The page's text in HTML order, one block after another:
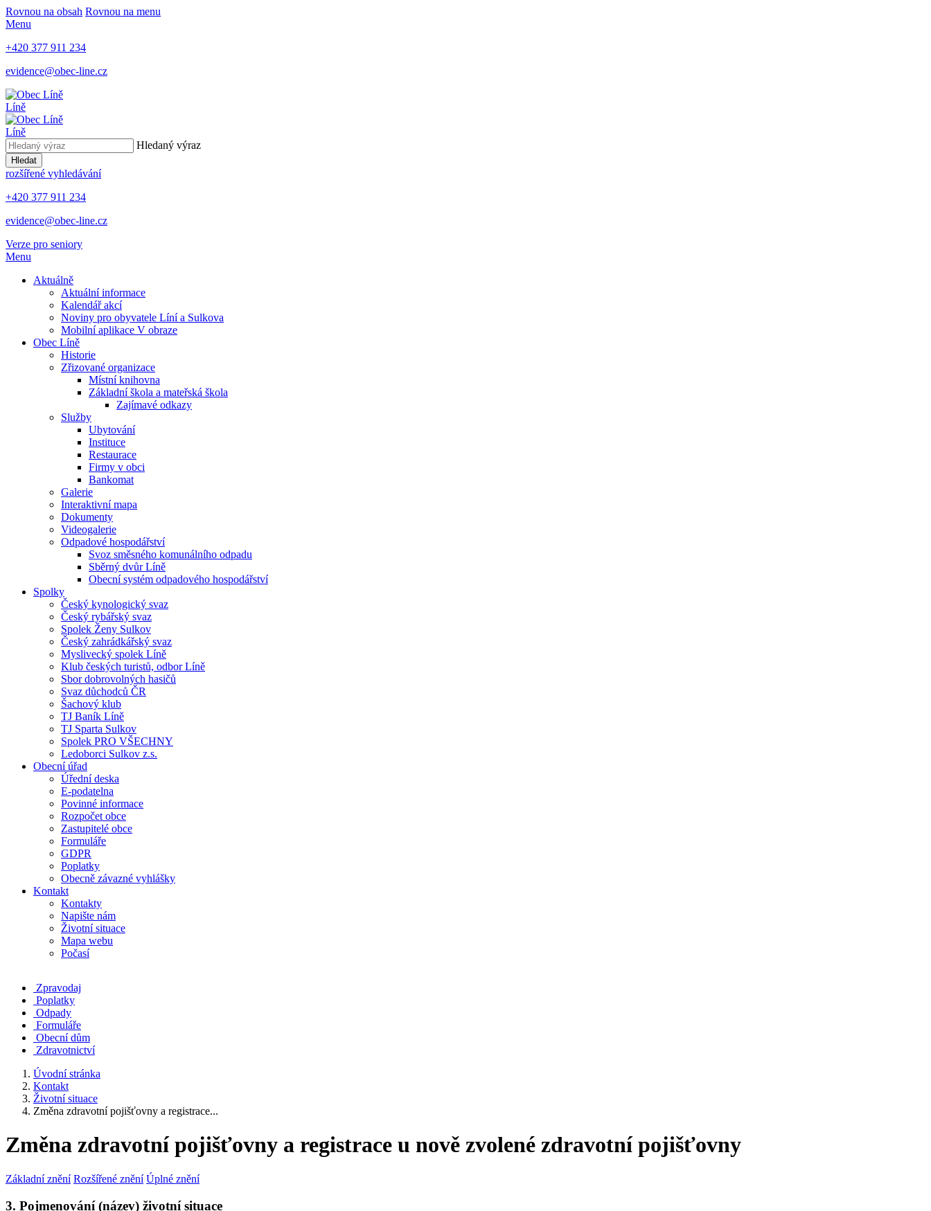
Rovnou na obsah Rovnou na menu
Menu
+420 377 911 234
evidence@obec-line.cz
Líně
Líně
Hledaný výraz
Hledat
rozšířené vyhledávání
+420 377 911 234
evidence@obec-line.cz
Verze pro seniory
Menu
Aktuálně
Aktuální informace
Kalendář akcí
Noviny pro obyvatele Líní a Sulkova
Mobilní aplikace V obraze
Obec Líně
Historie
Zřizované organizace
Místní knihovna
Základní škola a mateřská škola
Zajímavé odkazy
Služby
Ubytování
Instituce
Restaurace
Firmy v obci
Bankomat
Galerie
Interaktivní mapa
Dokumenty
Videogalerie
Odpadové hospodářství
Svoz směsného komunálního odpadu
Sběrný dvůr Líně
Obecní systém odpadového hospodářství
Spolky
Český kynologický svaz
Český rybářský svaz
Spolek Ženy Sulkov
Český zahrádkářský svaz
Myslivecký spolek Líně
Klub českých turistů, odbor Líně
Sbor dobrovolných hasičů
Svaz důchodců ČR
Šachový klub
TJ Baník Líně
TJ Sparta Sulkov
Spolek PRO VŠECHNY
Ledoborci Sulkov z.s.
Obecní úřad
Úřední deska
E-podatelna
Povinné informace
Rozpočet obce
Zastupitelé obce
Formuláře
GDPR
Poplatky
Obecně závazné vyhlášky
Kontakt
Kontakty
Napište nám
Životní situace
Mapa webu
Počasí
Zpravodaj
Poplatky
Odpady
Formuláře
Obecní dům
Zdravotnictví
Úvodní stránka
Kontakt
Životní situace
Změna zdravotní pojišťovny a registrace...
Změna zdravotní pojišťovny a registrace u nově zvolené zdravotní pojišťovny
Základní znění Rozšířené znění Úplné znění
3. Pojmenování (název) životní situace